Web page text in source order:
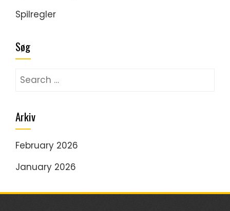
Spilregler
Søg
Search
Arkiv
February 2026
January 2026